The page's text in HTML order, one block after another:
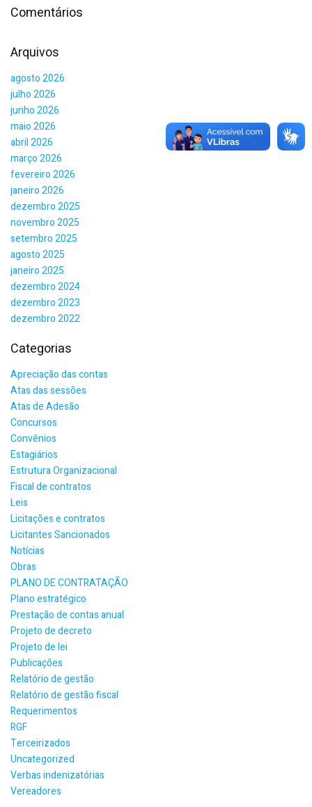
Comentários
Arquivos
agosto 2026
julho 2026
junho 2026
maio 2026
abril 2026
março 2026
fevereiro 2026
janeiro 2026
dezembro 2025
novembro 2025
setembro 2025
agosto 2025
janeiro 2025
dezembro 2024
dezembro 2023
dezembro 2022
Categorias
Apreciação das contas
Atas das sessões
Atas de Adesão
Concursos
Convênios
Estagiários
Estrutura Organizacional
Fiscal de contratos
Leis
Licitações e contratos
Licitantes Sancionados
Notícias
Obras
PLANO DE CONTRATAÇÃO
Plano estratégico
Prestação de contas anual
Projeto de decreto
Projeto de lei
Publicações
Relatório de gestão
Relatório de gestão fiscal
Requerimentos
RGF
Terceirizados
Uncategorized
Verbas indenizatórias
Vereadores